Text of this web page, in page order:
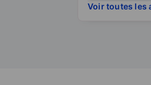
Voir toutes les